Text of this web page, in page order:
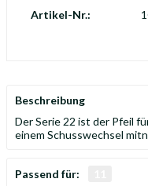
Artikel-Nr.:
Beschreibung
Der Serie 22 ist der Pfeil
einem Schusswechsel
Passend für: